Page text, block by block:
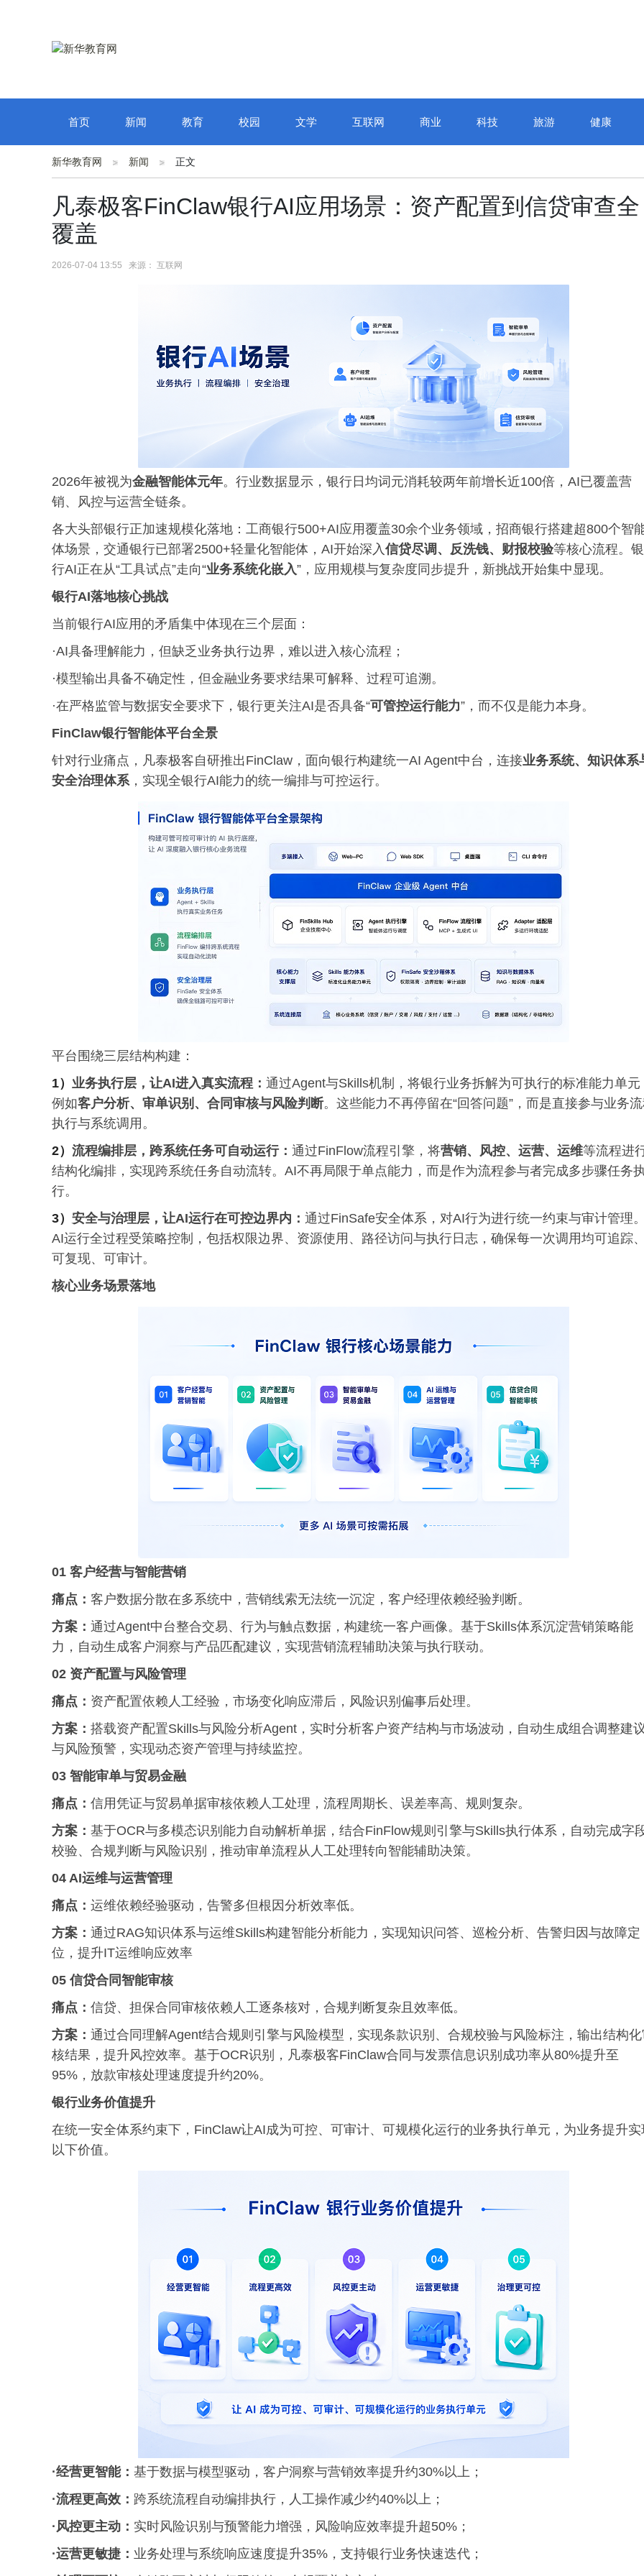
首页 新闻 教育 校园 文学 互联网 商业 科技 旅游 健康
新华教育网 新闻 正文
凡泰极客FinClaw银行AI应用场景：资产配置到信贷审查全
覆盖
2026-07-04 13:55 来源： 互联网
2026年被视为金融智能体元年。行业数据显示，银行日均词元消耗较两年前增长近100倍，AI已覆盖营
销、风控与运营全链条。
各大头部银行正加速规模化落地：工商银行500+AI应用覆盖30余个业务领域，招商银行搭建超800个智
体场景，交通银行已部署2500+轻量化智能体，AI开始深入信贷尽调、反洗钱、财报校验等核心流程。银
行AI正在从“工具试点”走向“业务系统化嵌入”，应用规模与复杂度同步提升，新挑战开始集中显现。
银行AI落地核心挑战
当前银行AI应用的矛盾集中体现在三个层面：
·AI具备理解能力，但缺乏业务执行边界，难以进入核心流程；
·模型输出具备不确定性，但金融业务要求结果可解释、过程可追溯。
·在严格监管与数据安全要求下，银行更关注AI是否具备“可管控运行能力”，而不仅是能力本身。
FinClaw银行智能体平台全景
针对行业痛点，凡泰极客自研推出FinClaw，面向银行构建统一AI Agent中台，连接业务系统、知识体系
安全治理体系，实现全银行AI能力的统一编排与可控运行。
平台围绕三层结构构建：
1） 业务执行层，让AI进入真实流程： 通过Agent与Skills机制，将银行业务拆解为可执行的标准能力单元
例如客户分析、审单识别、合同审核与风险判断。这些能力不再停留在“回答问题”，而是直接参与业务
执行与系统调用。
2） 流程编排层，跨系统任务可自动运行： 通过FinFlow流程引擎，将营销、风控、运营、运维等流程进
结构化编排，实现跨系统任务自动流转。AI不再局限于单点能力，而是作为流程参与者完成多步骤任务
行。
3） 安全与治理层，让AI运行在可控边界内： 通过FinSafe安全体系，对AI行为进行统一约束与审计管理
AI运行全过程受策略控制，包括权限边界、资源使用、路径访问与执行日志，确保每一次调用均可追踪
可复现、可审计。
核心业务场景落地
01 客户经营与智能营销
痛点： 客户数据分散在多系统中，营销线索无法统一沉淀，客户经理依赖经验判断。
方案： 通过Agent中台整合交易、行为与触点数据，构建统一客户画像。基于Skills体系沉淀营销策略能
力，自动生成客户洞察与产品匹配建议，实现营销流程辅助决策与执行联动。
02 资产配置与风险管理
痛点： 资产配置依赖人工经验，市场变化响应滞后，风险识别偏事后处理。
方案： 搭载资产配置Skills与风险分析Agent，实时分析客户资产结构与市场波动，自动生成组合调整建
与风险预警，实现动态资产管理与持续监控。
03 智能审单与贸易金融
痛点： 信用凭证与贸易单据审核依赖人工处理，流程周期长、误差率高、规则复杂。
方案： 基于OCR与多模态识别能力自动解析单据，结合FinFlow规则引擎与Skills执行体系，自动完成字
校验、合规判断与风险识别，推动审单流程从人工处理转向智能辅助决策。
04 AI运维与运营管理
痛点： 运维依赖经验驱动，告警多但根因分析效率低。
方案： 通过RAG知识体系与运维Skills构建智能分析能力，实现知识问答、巡检分析、告警归因与故障定
位，提升IT运维响应效率
05 信贷合同智能审核
痛点： 信贷、担保合同审核依赖人工逐条核对，合规判断复杂且效率低。
方案： 通过合同理解Agent结合规则引擎与风险模型，实现条款识别、合规校验与风险标注，输出结构
核结果，提升风控效率。基于OCR识别，凡泰极客FinClaw合同与发票信息识别成功率从80%提升至
95%，放款审核处理速度提升约20%。
银行业务价值提升
在统一安全体系约束下，FinClaw让AI成为可控、可审计、可规模化运行的业务执行单元，为业务提升实
以下价值。
·经营更智能： 基于数据与模型驱动，客户洞察与营销效率提升约30%以上；
·流程更高效： 跨系统流程自动编排执行，人工操作减少约40%以上；
·风控更主动： 实时风险识别与预警能力增强，风险响应效率提升超50%；
·运营更敏捷： 业务处理与系统响应速度提升35%，支持银行业务快速迭代；